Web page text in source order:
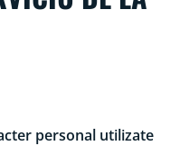
personal utilizate